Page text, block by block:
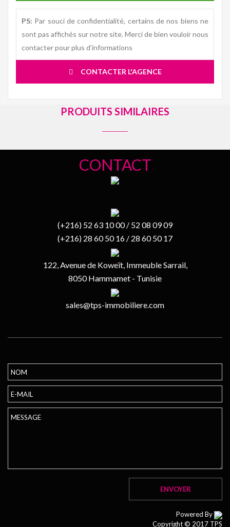
PS: Par souci de confidentialité, certains de nos biens ne
sont pas affichés sur notre site. Merci de bien vouloir nous
contacter pour plus d’informations
CONTACTER L'AGENCE
PRODUITS SIMILAIRES
CONTACT
(+216) 52 63 10 00 / 52 08 09 09
(+216) 28 60 50 16 / 28 60 50 17
122, Avenue de Koweït, Immeuble Sarrail,
8050 Hammamet - Tunisie
sales@tps-immobiliere.com
Powered By
Copyright © 2017 TPS